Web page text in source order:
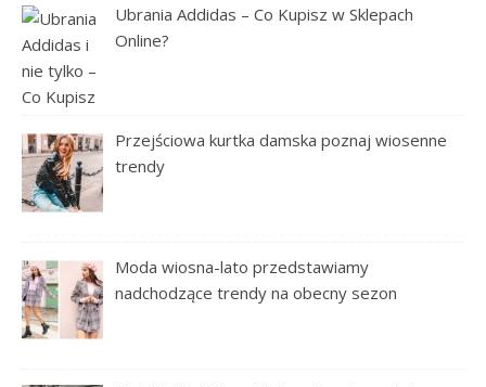
Ubrania Addidas – Co Kupisz w Sklepach
Online?
Przejściowa kurtka damska poznaj wiosenne
trendy
Moda wiosna-lato przedstawiamy
nadchodzące trendy na obecny sezon